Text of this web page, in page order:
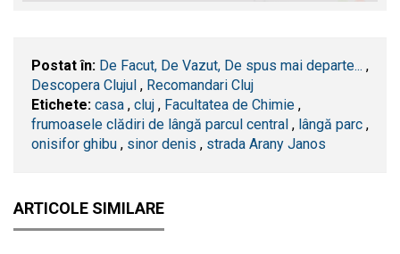
Postat în: De Facut, De Vazut, De spus mai departe... ,
Descopera Clujul , Recomandari Cluj
Etichete: casa , cluj , Facultatea de Chimie ,
frumoasele clădiri de lângă parcul central , lângă parc ,
onisifor ghibu , sinor denis , strada Arany Janos
ARTICOLE SIMILARE